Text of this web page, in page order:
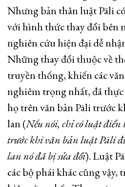
Nhưng bản thân luật Pāli
với hình thức thay đổi bên
nghiên cứu hiện đại dễ
Những thay đổi thuộc về
truyền thống, khiến các
nghiêm trọng nhất, đã
họ trên văn bản Pāli trước
lan (Nếu nói, chỉ có luật
trước khi văn bản luật Pāli
lan nó đã bị sửa đổi). Luật
các bộ phái khác cũng vậy,